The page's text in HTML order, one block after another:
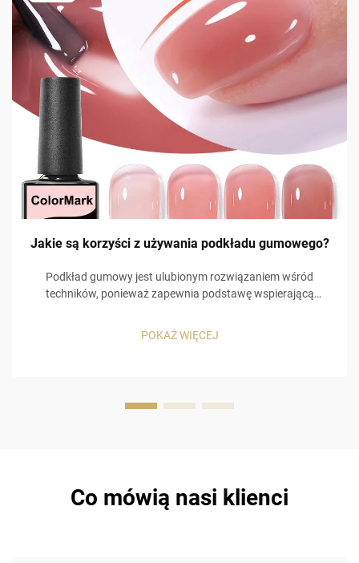
Jakie są korzyści z używania podkładu gumowego?
Podkład gumowy jest ulubionym rozwiązaniem wśród
techników, ponieważ zapewnia podstawę wspierającą
jedynie tworzyć barierę na paznokciu, umożliwia bardziej
funkcjonalne zastosowanie, które sprzyja przyczepności...
POKAŻ WIĘCEJ
Co mówią nasi klienci